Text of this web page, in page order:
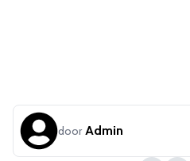
door Admin